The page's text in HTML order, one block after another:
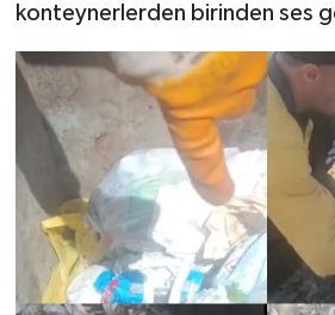
konteynerlerden birinden ses